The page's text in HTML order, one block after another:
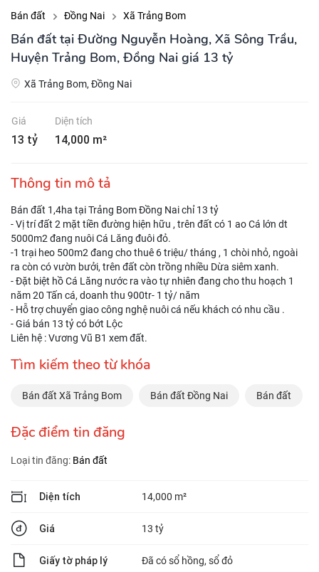
Bán đất Đồng Nai Xã Trảng Bom
Bán đất tại Đường Nguyễn Hoàng, Xã Sông Trầu,
Huyện Trảng Bom, Đồng Nai giá 13 tỷ
Xã Trảng Bom, Đồng Nai
Giá
13 tỷ
Diện tích
14,000 m²
Thông tin mô tả
Bán đất 1,4ha tại Trảng Bom Đồng Nai chỉ 13 tỷ
- Vị trí đất 2 mặt tiền đường hiện hữu , trên đất có 1 ao Cá lớn dt
5000m2 đang nuôi Cá Lăng đuôi đỏ.
-1 trại heo 500m2 đang cho thuê 6 triệu/ tháng , 1 chòi nhỏ, ngoài
ra còn có vườn bưởi, trên đất còn trồng nhiều Dừa siêm xanh.
- Đặt biệt hồ Cá Lăng nước ra vào tự nhiên đang cho thu hoạch 1
năm 20 Tấn cá, doanh thu 900tr- 1 tỷ/ năm
- Hỗ trợ chuyển giao công nghệ nuôi cá nếu khách có nhu cầu .
- Giá bán 13 tỷ có bớt Lộc
Liên hệ : Vương Vũ B1 xem đất.
Tìm kiếm theo từ khóa
Bán đất Xã Trảng Bom Bán đất Đồng Nai Bán đất
Đặc điểm tin đăng
Loại tin đăng: Bán đất
Diện tích 14,000 m²
Giá 13 tỷ
Giấy tờ pháp lý Đã có sổ hồng, sổ đỏ